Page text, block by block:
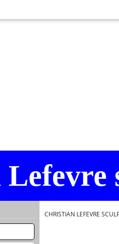
CHRISTIAN LEFEVRE